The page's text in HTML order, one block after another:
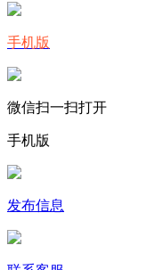
手机版
微信扫一扫打开
手机版
发布信息